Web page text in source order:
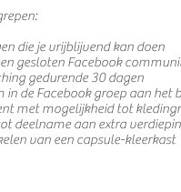
die je vrijblijvend kan doen
gesloten Facebook
gedurende 30 dagen
in de Facebook groep aan
met mogelijkheid tot
deelname aan extra
van een capsule-kleerkast